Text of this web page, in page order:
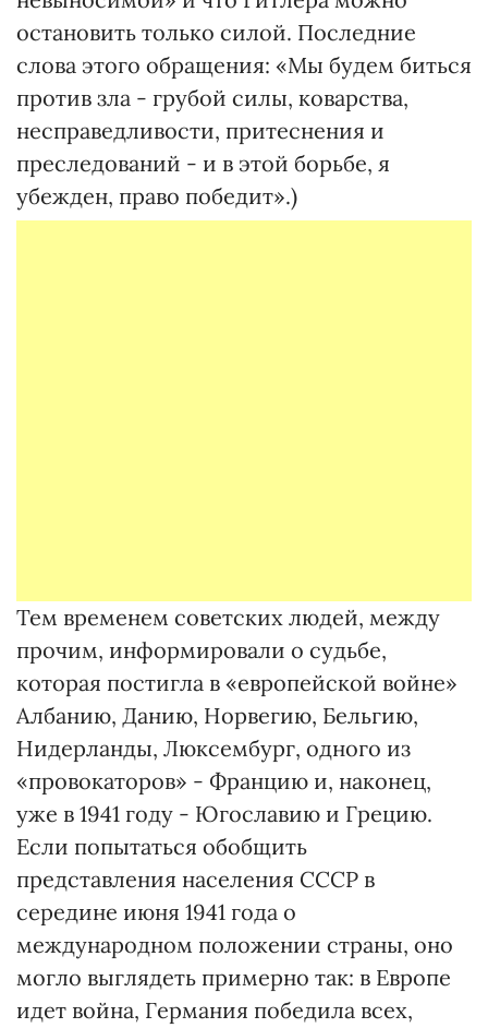
остановить только силой. Последние
слова этого обращения: «Мы будем биться
против зла - грубой силы, коварства,
несправедливости, притеснения и
преследований - и в этой борьбе, я
убежден, право победит».)
Тем временем советских людей, между
прочим, информировали о судьбе,
которая постигла в «европейской войне»
Албанию, Данию, Норвегию, Бельгию,
Нидерланды, Люксембург, одного из
«провокаторов» - Францию и, наконец,
уже в 1941 году - Югославию и Грецию.
Если попытаться обобщить
представления населения СССР в
середине июня 1941 года о
международном положении страны, оно
могло выглядеть примерно так: в Европе
идет война, Германия победила всех,